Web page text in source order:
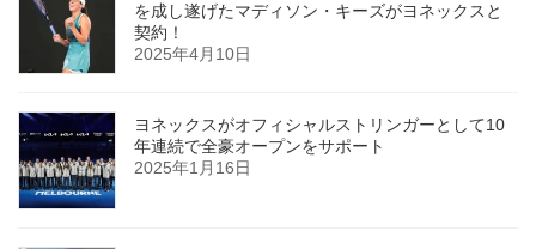
を成し遂げたマディソン・キーズがヨネックスと
契約！
2025年4月10日
ヨネックスがオフィシャルストリンガーとして10
年連続で全豪オープンをサポート
2025年1月16日